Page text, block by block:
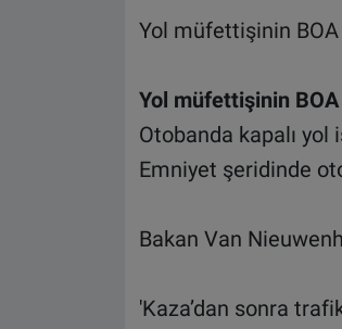
Yol müfettişinin BOA
Yol müfettişinin
Otobanda kapalı yol
Emniyet şeridinde
Bakan Van
'Kaza’dan sonra